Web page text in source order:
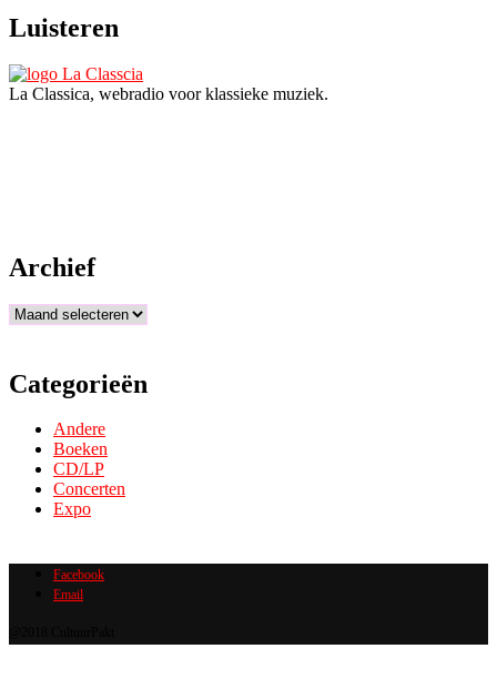
Luisteren
La Classica, webradio voor klassieke muziek.
Archief
Archief
Categorieën
Andere
Boeken
CD/LP
Concerten
Expo
Facebook
Email